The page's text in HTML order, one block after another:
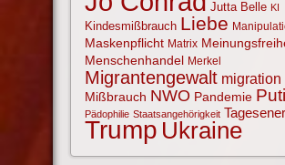
Jutta Belle KI
Kindesmißbrauch Liebe
Maskenpflicht Matrix
Menschenhandel Merkel
Migrantengewalt migration
Mißbrauch NWO Pandemie
Pädophilie Staatsangehörigkeit
Trump Ukraine